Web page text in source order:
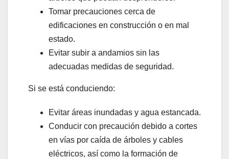
Tomar precauciones cerca de
edificaciones en construcción o en mal
estado.
Evitar subir a andamios sin las
adecuadas medidas de seguridad.
Si se está conduciendo:
Evitar áreas inundadas y agua estancada.
Conducir con precaución debido a cortes
en vías por caída de árboles y cables
eléctricos, así como la formación de